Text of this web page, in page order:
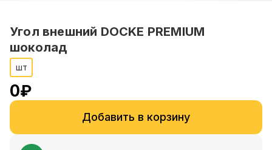
Угол внешний DOCKE PREMIUM
шоколад
шт
0₽
Добавить в корзину